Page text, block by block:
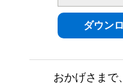
おかげさまで